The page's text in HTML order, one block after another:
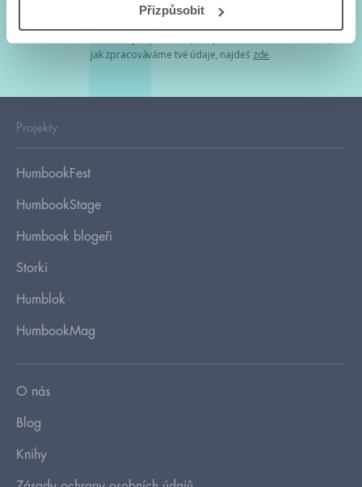
Přizpůsobit
Tvá e-mailová adresa je u nás v bezpečí. Přečti si
jak zpracováváme tvé údaje, najdeš zde.
Projekty
HumbookFest
HumbookStage
Humbook blogeři
Storki
Humblok
HumbookMag
O nás
Blog
Knihy